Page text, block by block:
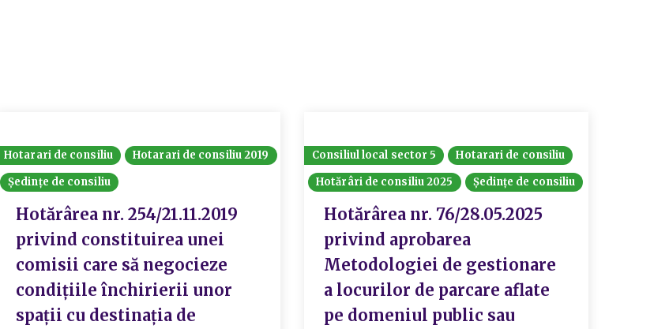
Hotarari de consiliu
Hotarari de consiliu 2019
Ședințe de consiliu
Hotărârea nr. 254/21.11.2019
privind constituirea unei
comisii care să negocieze
condițiile închirierii unor
spații cu destinația de
Consiliul local sector 5
Hotarari de consiliu
Hotărâri de consiliu 2025
Ședințe de consiliu
Hotărârea nr. 76/28.05.2025
privind aprobarea
Metodologiei de gestionare
a locurilor de parcare aflate
pe domeniul public sau